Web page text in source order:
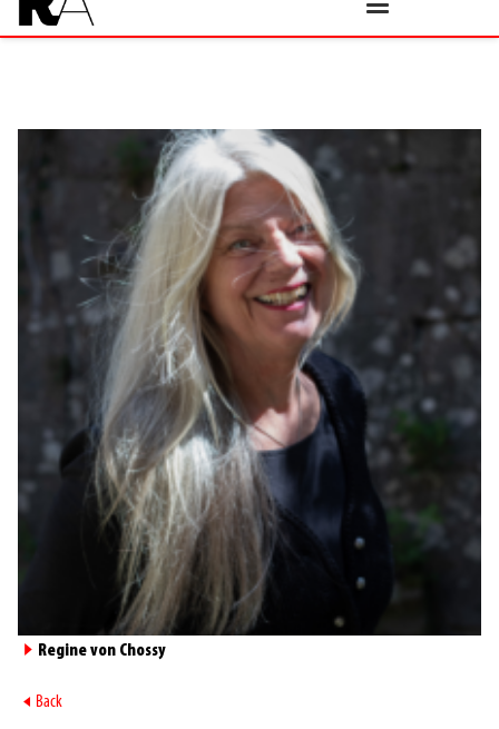
► Regine von Chossy
► Back